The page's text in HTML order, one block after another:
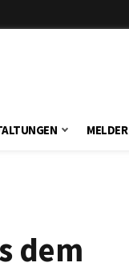
MELDER
dem